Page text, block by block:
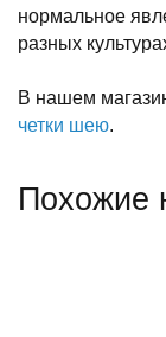
нормальное
разных
В нашем
четки шею.
Похожие